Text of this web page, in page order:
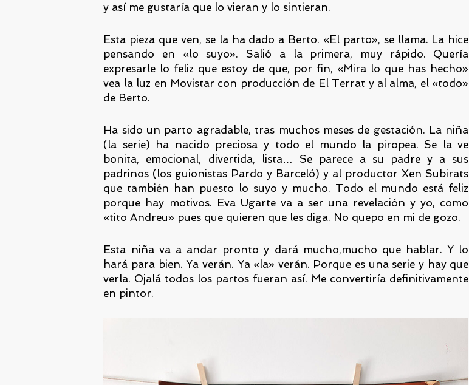
y así me gustaría que lo vieran y lo sintieran.
Esta pieza que ven, se la ha dado a Berto. «El parto», se llama. La hice
pensando en «lo suyo». Salió a la primera, muy rápido. Quería
expresarle lo feliz que estoy de que, por fin, «Mira lo que has hecho»
vea la luz en Movistar con producción de El Terrat y al alma, el «todo»
de Berto.
Ha sido un parto agradable, tras muchos meses de gestación. La niña
(la serie) ha nacido preciosa y todo el mundo la piropea. Se la ve
bonita, emocional, divertida, lista… Se parece a su padre y a sus
padrinos (los guionistas Pardo y Barceló) y al productor Xen Subirats
que también han puesto lo suyo y mucho. Todo el mundo está feliz
porque hay motivos. Eva Ugarte va a ser una revelación y yo, como
«tito Andreu» pues que quieren que les diga. No quepo en mi de gozo.
Esta niña va a andar pronto y dará mucho,mucho que hablar. Y lo
hará para bien. Ya verán. Ya «la» verán. Porque es una serie y hay que
verla. Ojalá todos los partos fueran así. Me convertiría definitivamente
en pintor.